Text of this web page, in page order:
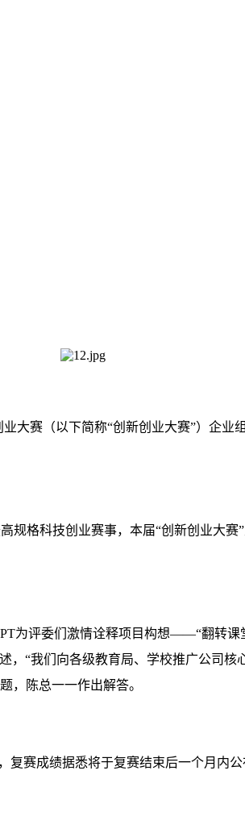
大赛（以下简称“创新创业大赛”）企
格科技创业赛事，本届“创新创业大
为评委们激情诠释项目构想——“翻转课
“我们向各级教育局、学校推广公司
，陈总一一作出解答。
赛成绩据悉将于复赛结束后一个月内公